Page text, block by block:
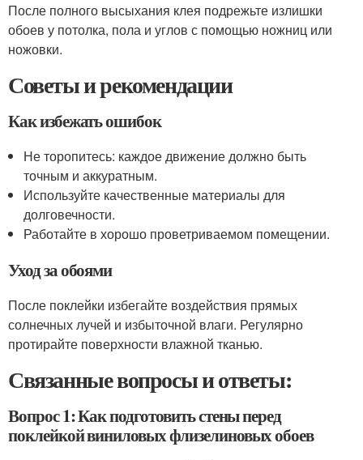
После полного высыхания клея подрежьте излишки
обоев у потолка, пола и углов с помощью ножниц или
ножовки.
Советы и рекомендации
Как избежать ошибок
Не торопитесь: каждое движение должно быть
точным и аккуратным.
Используйте качественные материалы для
долговечности.
Работайте в хорошо проветриваемом помещении.
Уход за обоями
После поклейки избегайте воздействия прямых
солнечных лучей и избыточной влаги. Регулярно
протирайте поверхности влажной тканью.
Связанные вопросы и ответы:
Вопрос 1: Как подготовить стены перед
поклейкой виниловых флизелиновых обоев